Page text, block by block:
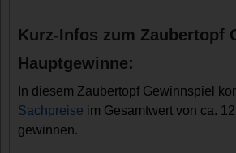
Kurz-Infos zum Zaubertopf
Hauptgewinne:
In diesem Zaubertopf Gewinnspiel
Sachpreise im Gesamtwert von ca.
gewinnen.